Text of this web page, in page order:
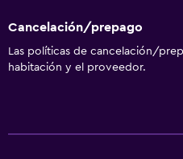
Cancelación/prepago
Las políticas de cancelación/
habitación y el proveedor.